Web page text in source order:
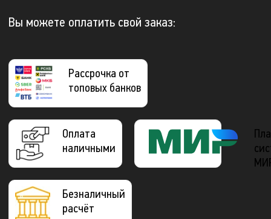
Вы можете оплатить свой заказ:
Рассрочка от
топовых банков
Оплата
наличными
Безналичный
расчёт